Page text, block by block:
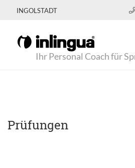
INGOLSTADT
Ihr Personal Coach für
Prüfungen